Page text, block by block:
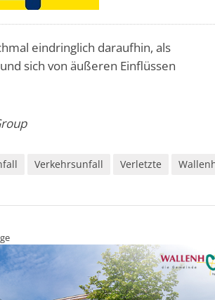
eindringlich daraufhin, als
sich von äußeren Einflüssen
Verkehrsunfall Verletzte